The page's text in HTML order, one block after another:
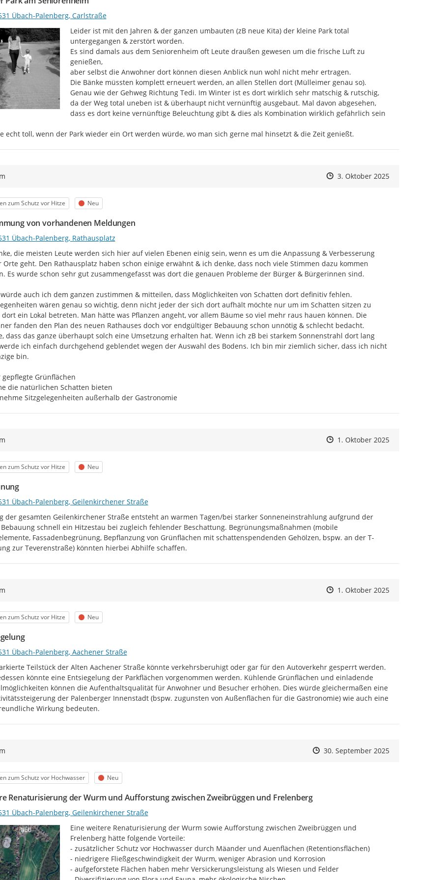
Übach-Palenberg, Carlstraße
Leider ist mit den Jahren & der ganzen umbauten (zB neue Kita) der kleine Park total
untergegangen & zerstört worden.
Es sind damals aus dem Seniorenheim oft Leute draußen gewesen um die frische Luft zu
genießen,
aber selbst die Anwohner dort können diesen Anblick nun wohl nicht mehr ertragen.
Die Bänke müssten komplett erneuert werden, an allen Stellen dort (Mülleimer genau so).
Genau wie der Gehweg Richtung Tedi. Im Winter ist es dort wirklich sehr matschig & rutschig,
da der Weg total uneben ist & überhaupt nicht vernünftig ausgebaut. Mal davon abgesehen,
dass es dort keine vernünftige Beleuchtung gibt & dies als Kombination wirklich gefährlich sein
echt toll, wenn der Park wieder ein Ort werden würde, wo man sich gerne mal hinsetzt & die Zeit genießt.
Zeitpunkt des Erstellens
Zeitpunkt des Erstellens
3. Oktober 2025Zur Äußerung
zum Schutz vor Hitze Status
Neu
von vorhandenen Meldungen
Übach-Palenberg, Rathausplatz
die meisten Leute werden sich hier auf vielen Ebenen einig sein, wenn es um die Anpassung & Verbesserung
Orte geht. Den Rathausplatz haben schon einige erwähnt & ich denke, dass noch viele Stimmen dazu kommen
Es wurde schon sehr gut zusammengefasst was dort die genauen Probleme der Bürger & Bürgerinnen sind.
auch ich dem ganzen zustimmen & mitteilen, dass Möglichkeiten von Schatten dort definitiv fehlen.
wären genau so wichtig, denn nicht jeder der sich dort aufhält möchte nur um im Schatten sitzen zu
dort ein Lokal betreten. Man hätte was Pflanzen angeht, vor allem Bäume so viel mehr raus hauen können. Die
fanden den Plan des neuen Rathauses doch vor endgültiger Bebauung schon unnötig & schlecht bedacht.
dass das ganze überhaupt solch eine Umsetzung erhalten hat. Wenn ich zB bei starkem Sonnenstrahl dort lang
ich einfach durchgehend geblendet wegen der Auswahl des Bodens. Ich bin mir ziemlich sicher, dass ich nicht
bin.
Grünflächen
die natürlichen Schatten bieten
Sitzgelegenheiten außerhalb der Gastronomie
Zeitpunkt des Erstellens
Zeitpunkt des Erstellens
1. Oktober 2025Zur Äußerung
zum Schutz vor Hitze Status
Neu
Übach-Palenberg, Geilenkirchener Straße
der gesamten Geilenkirchener Straße entsteht an warmen Tagen/bei starker Sonneneinstrahlung aufgrund der
schnell ein Hitzestau bei zugleich fehlender Beschattung. Begrünungsmaßnahmen (mobile
Fassadenbegrünung, Bepflanzung von Grünflächen mit schattenspendenden Gehölzen, bspw. an der T-
zur Teverenstraße) könnten hierbei Abhilfe schaffen.
Zeitpunkt des Erstellens
Zeitpunkt des Erstellens
1. Oktober 2025Zur Äußerung
zum Schutz vor Hitze Status
Neu
Übach-Palenberg, Aachener Straße
Teilstück der Alten Aachener Straße könnte verkehrsberuhigt oder gar für den Autoverkehr gesperrt werden.
könnte eine Entsiegelung der Parkflächen vorgenommen werden. Kühlende Grünflächen und einladende
können die Aufenthaltsqualität für Anwohner und Besucher erhöhen. Dies würde gleichermaßen eine
der Palenberger Innenstadt (bspw. zugunsten von Außenflächen für die Gastronomie) wie auch eine
Wirkung bedeuten.
Zeitpunkt des Erstellens
Zeitpunkt des Erstellens
30. September 2025Zur Äußerung
zum Schutz vor Hochwasser Status
Neu
Renaturisierung der Wurm und Aufforstung zwischen Zweibrüggen und Frelenberg
Übach-Palenberg, Geilenkirchener Straße
Eine weitere Renaturisierung der Wurm sowie Aufforstung zwischen Zweibrüggen und
Frelenberg hätte folgende Vorteile:
- zusätzlicher Schutz vor Hochwasser durch Mäander und Auenflächen (Retentionsflächen)
- niedrigere Fließgeschwindigkeit der Wurm, weniger Abrasion und Korrosion
- aufgeforstete Flächen haben mehr Versickerungsleistung als Wiesen und Felder